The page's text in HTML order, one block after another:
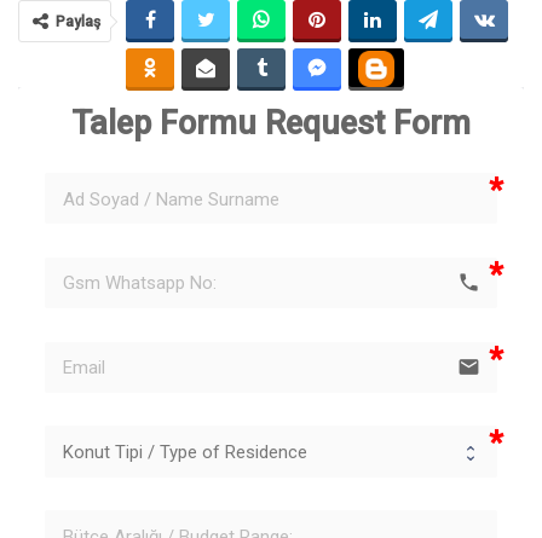
Paylaş
Talep Formu Request Form
phone
email